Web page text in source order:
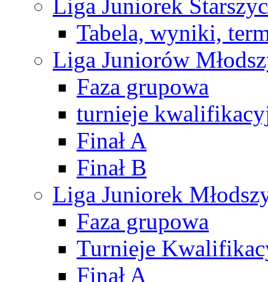
Liga Juniorek
Tabela, wyniki,
Liga Juniorów
Faza grupowa
turnieje
Finał A
Finał B
Liga Juniorek
Faza grupowa
Turnieje
Finał A